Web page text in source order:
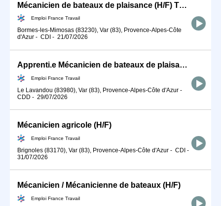
Mécanicien de bateaux de plaisance (H/F) TDFE2026
Emploi France Travail
Bormes-les-Mimosas (83230), Var (83), Provence-Alpes-Côte
d'Azur - CDI - 21/07/2026
Apprenti.e Mécanicien de bateaux de plaisance #TDFE2026 (H/F)
Emploi France Travail
Le Lavandou (83980), Var (83), Provence-Alpes-Côte d'Azur -
CDD - 29/07/2026
Mécanicien agricole (H/F)
Emploi France Travail
Brignoles (83170), Var (83), Provence-Alpes-Côte d'Azur - CDI -
31/07/2026
Mécanicien / Mécanicienne de bateaux (H/F)
Emploi France Travail